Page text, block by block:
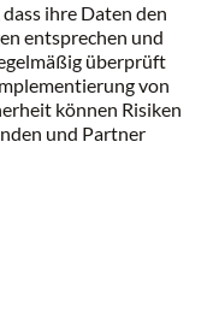
ihre Daten den
entsprechen und
überprüft
von
können Risiken
und Partner